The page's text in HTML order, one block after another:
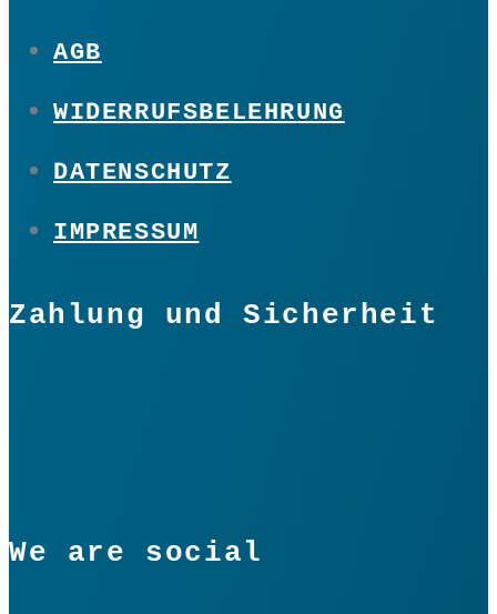
AGB
WIDERRUFSBELEHRUNG
DATENSCHUTZ
IMPRESSUM
Zahlung und Sicherheit
We are social